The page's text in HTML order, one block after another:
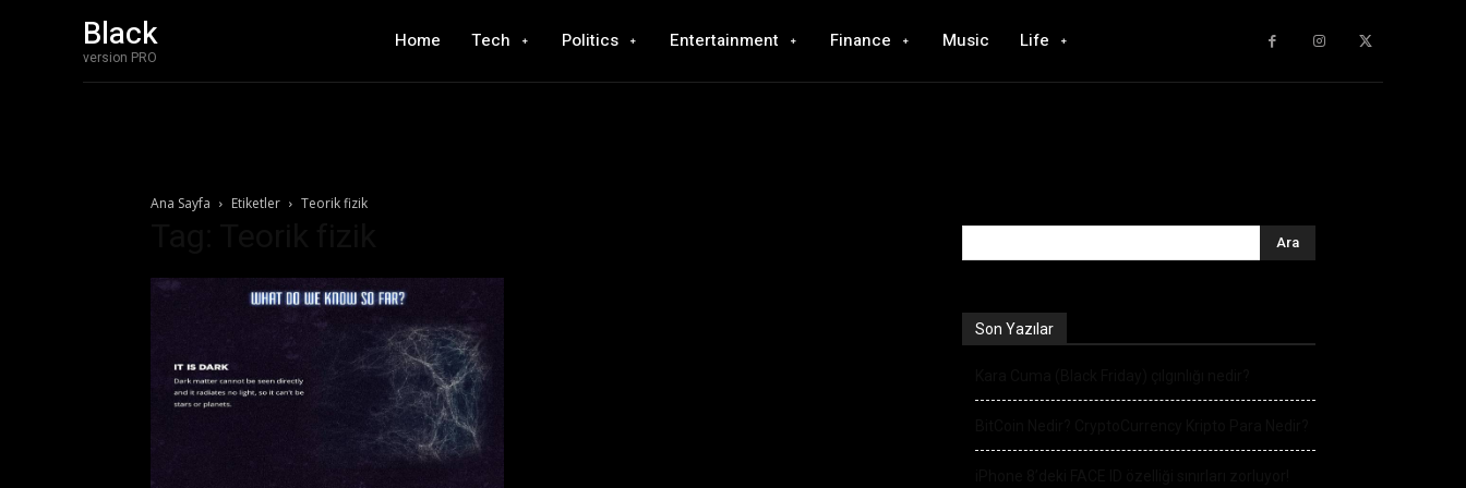
Black
version PRO
Home Tech Politics Entertainment Finance Music Life
Ana Sayfa Etiketler Teorik fizik
Son Yazılar